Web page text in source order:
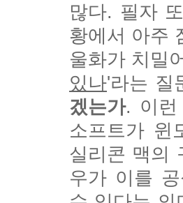
많다. 필자
황에서 아주
울화가 치밀
있나'라는 질
겠는가. 이런
소프트가 윈
실리콘 맥의
우가 이를